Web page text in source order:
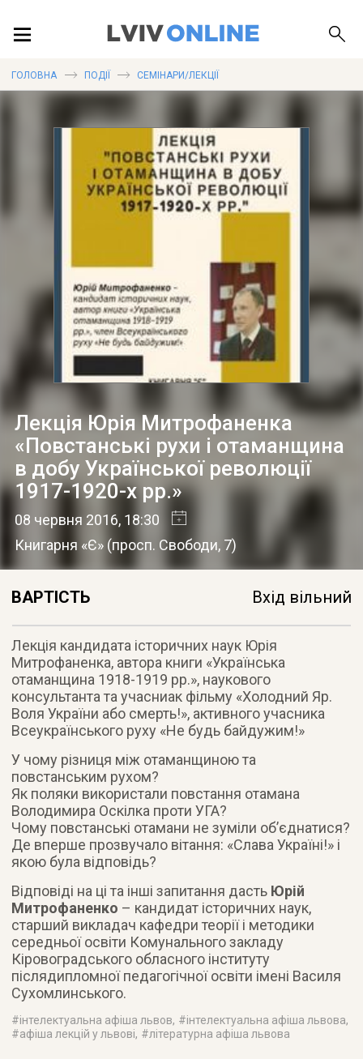
ЛОКАЦІЇ
ПУБЛІКАЦІЇ
ДОВІДКА
ГОЛОВНА ПОДІЇ СЕМІНАРИ/ЛЕКЦІЇ
Лекція Юрія Митрофаненка
«Повстанські рухи і отаманщина
в добу Української революції
1917-1920-х рр.»
08 червня 2016, 18:30
Книгарня «Є» (просп. Свободи, 7)
ВАРТІСТЬ Вхід вільний
Лекція кандидата історичних наук Юрія
Митрофаненка, автора книги «Українська
отаманщина 1918-1919 рр.», наукового
консультанта та учасниак фільму «Холодний Яр.
Воля України або смерть!», активного учасника
Всеукраїнського руху «Не будь байдужим!»
У чому різниця між отаманщиною та
повстанським рухом?
Як поляки використали повстання отамана
Володимира Оскілка проти УГА?
Чому повстанські отамани не зуміли об’єднатися?
Де вперше прозвучало вітання: «Слава Україні!» і
якою була відповідь?
Відповіді на ці та інші запитання дасть Юрій
Митрофаненко – кандидат історичних наук,
старший викладач кафедри теорії і методики
середньої освіти Комунального закладу
Кіровоградського обласного інституту
післядипломної педагогічної освіти імені Василя
Сухомлинського.
#інтелектуальна афіша львов, #інтелектуальна афіша львова,
#афіша лекцій у львові, #літературна афіша львова